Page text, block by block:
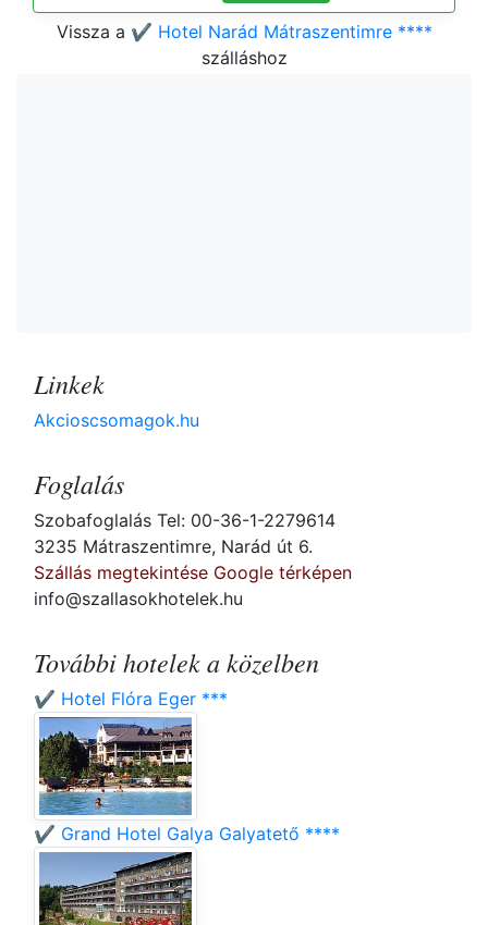
Vissza a ✔️ Hotel Narád Mátraszentimre ****
szálláshoz
Linkek
Akcioscsomagok.hu
Foglalás
Szobafoglalás Tel: 00-36-1-2279614
3235 Mátraszentimre, Narád út 6.
Szállás megtekintése Google térképen
info@szallasokhotelek.hu
További hotelek a közelben
✔️ Hotel Flóra Eger ***
✔️ Grand Hotel Galya Galyatető ****